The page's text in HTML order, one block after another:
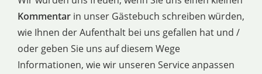
Kommentar in unser Gästebuch schreiben würden,
wie Ihnen der Aufenthalt bei uns gefallen hat und /
oder geben Sie uns auf diesem Wege
Informationen, wie wir unseren Service anpassen